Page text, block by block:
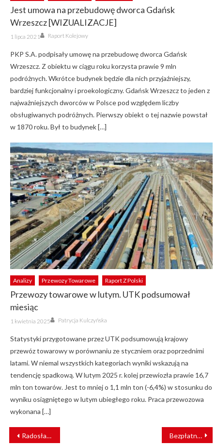
Jest umowa na przebudowę dworca Gdańsk
Wrzeszcz [WIZUALIZACJE]
Posted
on
1 lipca 2021 Author
Raport Kolejowy
PKP S.A. podpisały umowę na przebudowę dworca Gdańsk
Wrzeszcz. Z obiektu w ciągu roku korzysta prawie 9 mln
podróżnych. Wkrótce budynek będzie dla nich przyjaźniejszy,
bardziej funkcjonalny i proekologiczny. Gdańsk Wrzeszcz to jeden z
najważniejszych dworców w Polsce pod względem liczby
obsługiwanych podróżnych. Pierwszy obiekt o tej nazwie powstał
w 1870 roku. Był to budynek […]
Analizy Przewozy Towarowe Raport Z Polski
Przewozy towarowe w lutym. UTK podsumował
miesiąc
Posted
on
1 kwietnia 2025 Author
Patrycja Kulczyńska
Statystyki przygotowane przez UTK podsumowują krajowy
przewóz towarowy w porównaniu ze styczniem oraz poprzednimi
latami. W niemal wszystkich kategoriach wyniki wskazują na
tendencję spadkową. W lutym 2025 r. kolej przewiozła prawie 16,7
mln ton towarów. Jest to mniej o 1,1 mln ton (-6,4%) w stosunku do
wyniku osiągniętego w lutym ubiegłego roku. Praca przewozowa
wykonana […]
NAWIGACJA
WPISU
Radosław Kantak, CPK: Prowadzimy bieżący dialog z branżą [WYWIAD] Bezpłatne autobusy i darmowe bilety powrotne. Spędź lato z Kolejami Dolnośląskimi!